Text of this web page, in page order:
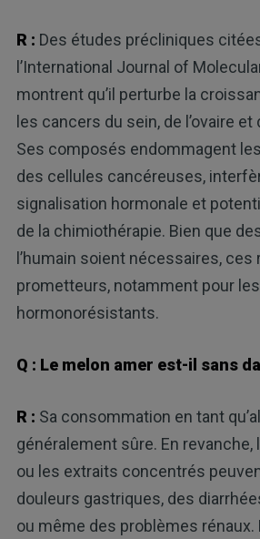
R : Des études précliniques
l’International Journal of
montrent qu’il perturbe la
les cancers du sein, de l’ovaire et
Ses composés endommagent
des cellules cancéreuses,
signalisation hormonale et
de la chimiothérapie. Bien que
l’humain soient nécessaires,
prometteurs, notamment pour
hormonorésistants.
Q : Le melon amer est-il sans
R : Sa consommation en tant
généralement sûre. En
ou les extraits concentrés
douleurs gastriques, des
ou même des problèmes